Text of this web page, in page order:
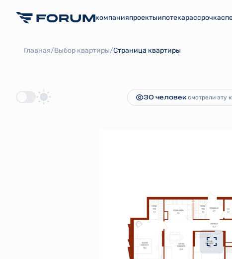
компанияпроектыипотекарассрочка
Главная/Выбор квартиры/Страница квартиры
5-комнатная128 м 34 024 538
30 человек смотрели эту